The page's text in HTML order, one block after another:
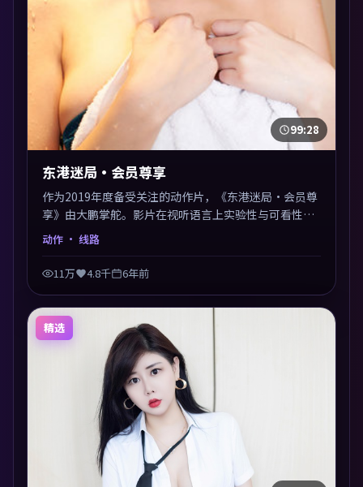
99:28
东港迷局·会员尊享
作为2019年度备受关注的动作片，《东港迷局·会员尊
享》由大鹏掌舵。影片在视听语言上实验性与可看性兼
顾，人物关系错综复杂，后劲十足。美术与服化还原年
动作 · 线路
11万 4.8千 6年前
精选